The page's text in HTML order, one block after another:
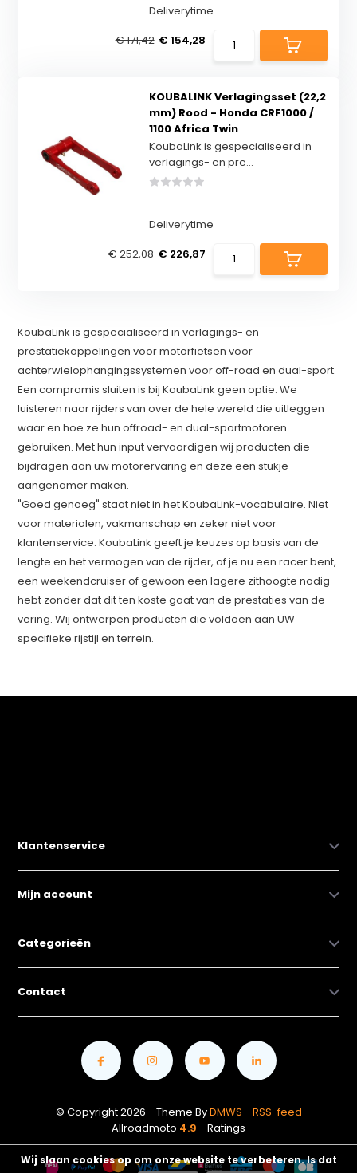
Deliverytime
€ 171,42 € 154,28
KOUBALINK Verlagingsset (22,2
mm) Rood - Honda CRF1000 /
1100 Africa Twin
KoubaLink is gespecialiseerd in
verlagings- en pre...
Deliverytime
€ 252,08 € 226,87
KoubaLink is gespecialiseerd in verlagings- en
prestatiekoppelingen voor motorfietsen voor
achterwielophangingssystemen voor off-road en dual-sport.
Een compromis sluiten is bij KoubaLink geen optie. We
luisteren naar rijders van over de hele wereld die uitleggen
waar en hoe ze hun offroad- en dual-sportmotoren
gebruiken. Met hun input vervaardigen wij producten die
bijdragen aan uw motorervaring en deze een stukje
aangenamer maken.
"Goed genoeg" staat niet in het KoubaLink-vocabulaire. Niet
voor materialen, vakmanschap en zeker niet voor
klantenservice. KoubaLink geeft je keuzes op basis van de
lengte en het vermogen van de rijder, of je nu een racer bent,
een weekendcruiser of gewoon een lagere zithoogte nodig
hebt zonder dat dit ten koste gaat van de prestaties van de
vering. Wij ontwerpen producten die voldoen aan UW
specifieke rijstijl en terrein.
Klantenservice
Mijn account
Categorieën
Contact
© Copyright 2026 - Theme ByDMWS - RSS-feed
Allroadmoto 4.9 - Ratings
Wij slaan cookies op om onze website te verbeteren. Is dat